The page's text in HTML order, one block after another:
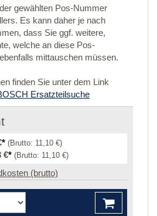
gewählten Pos-Nummer
Es kann daher je nach
dass Sie ggf. weitere,
welche an diese Pos-
mittauschen müssen.
finden Sie unter dem Link
Ersatzteilsuche
* (Brutto: 11,10 €)
€* (Brutto: 11,10 €)
(brutto)